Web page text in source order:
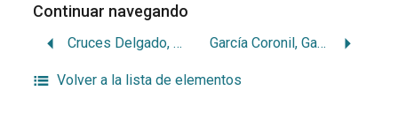
Continuar navegando
Cruces Delgado, Antonio García Coronil, Gaspar
Volver a la lista de elementos